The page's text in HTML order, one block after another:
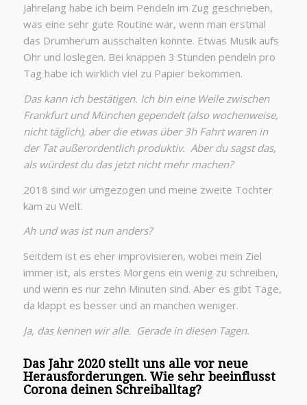
Jahrelang habe ich beim Pendeln im Zug geschrieben,
was eine sehr gute Routine war, wenn man erstmal
das Drumherum ausschalten konnte. Etwas Musik aufs
Ohr und loslegen. Bei knappen 3 Stunden pendeln pro
Tag habe ich wirklich viel zu Papier bekommen.
Das kann ich bestätigen. Ich bin eine Weile zwischen
Frankfurt und München gependelt (also wochenweise,
nicht täglich), aber die etwas über 3h Fahrt waren in
der Tat außerordentlich produktiv. Aber du sagst das,
als würdest du das jetzt nicht mehr machen?
2018 sind wir umgezogen und meine zweite Tochter
kam zu Welt.
Ah und was ist nun anders?
Seitdem ist es eher improvisieren, wobei mein Ziel
immer ist, als erstes Morgens ein wenig zu schreiben,
und wenn es nur zehn Minuten sind. Aber es gibt Tage,
da klappt es besser und an manchen weniger.
Ja, das kennen wir alle. Gerade in diesen Tagen.
Das Jahr 2020 stellt uns alle vor neue
Herausforderungen. Wie sehr beeinflusst
Corona deinen Schreiballtag?